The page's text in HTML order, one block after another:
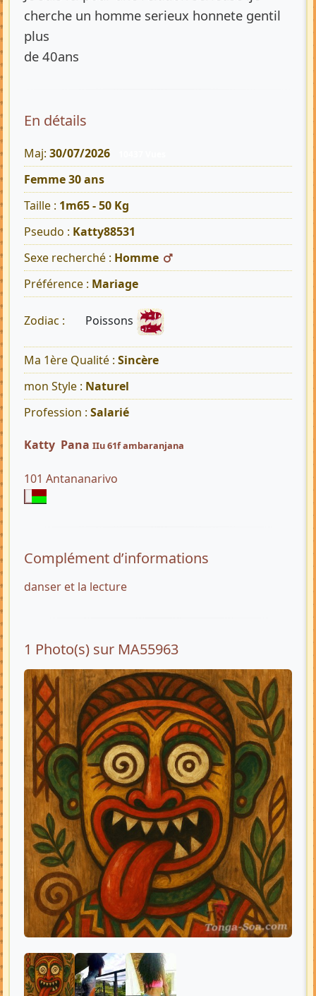
cherche un homme serieux honnete gentil
plus
de 40ans
En détails
Maj: 30/07/2026
Femme 30 ans
Taille : 1m65 - 50 Kg
Pseudo : Katty88531
Sexe recherché : Homme
Préférence : Mariage
Zodiac : Poissons
Ma 1ère Qualité : Sincère
mon Style : Naturel
Profession : Salarié
Katty Pana IIu 61f ambaranjana
101 Antananarivo
Complément d’informations
danser et la lecture
1 Photo(s) sur MA55963